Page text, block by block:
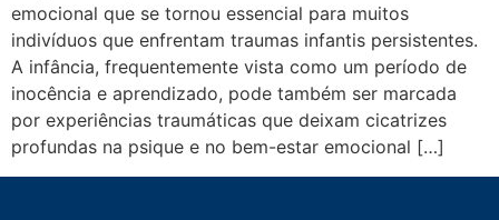
emocional que se tornou essencial para muitos
indivíduos que enfrentam traumas infantis persistentes.
A infância, frequentemente vista como um período de
inocência e aprendizado, pode também ser marcada
por experiências traumáticas que deixam cicatrizes
profundas na psique e no bem-estar emocional […]